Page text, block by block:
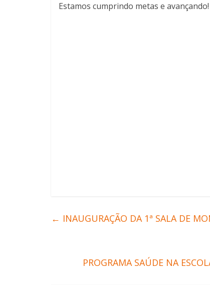
Estamos cumprindo metas e avançando!
← INAUGURAÇÃO DA 1ª SALA DE
PROGRAMA SAÚDE NA